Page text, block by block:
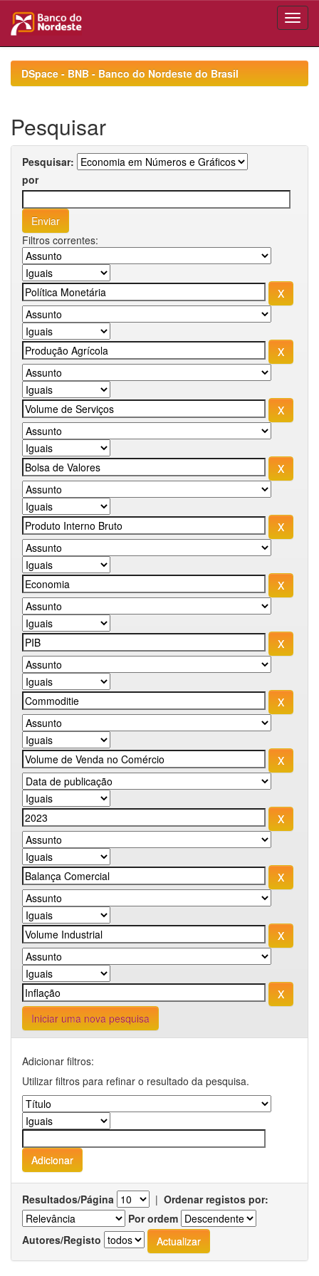
navigationDSpace - BNB - Banco do Nordeste do Brasil
Pesquisar
Pesquisar:
por
Filtros correntes:
Iniciar uma nova pesquisa
Adicionar filtros:
Utilizar filtros para refinar o resultado da pesquisa.
Resultados/Página | Ordenar registos por:
Por ordem
Autores/Registo